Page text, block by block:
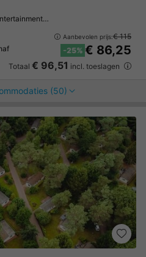
Aanbevolen prijs:€ 115
-25% € 86,25
Totaal € 96,51 incl. toeslagen
(50)